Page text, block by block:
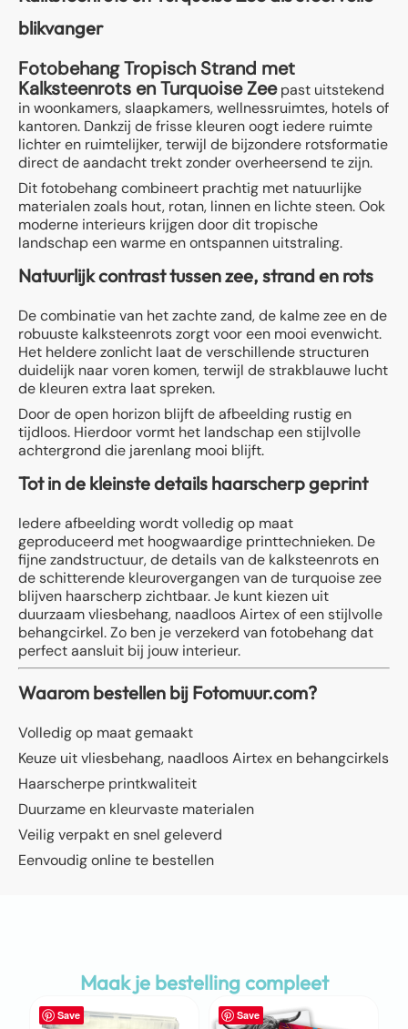
blikvanger
Fotobehang Tropisch Strand met
Kalksteenrots en Turquoise Zeepast uitstekend
in woonkamers, slaapkamers, wellnessruimtes, hotels of
kantoren. Dankzij de frisse kleuren oogt iedere ruimte
lichter en ruimtelijker, terwijl de bijzondere rotsformatie
direct de aandacht trekt zonder overheersend te zijn.
Dit fotobehang combineert prachtig met natuurlijke
materialen zoals hout, rotan, linnen en lichte steen. Ook
moderne interieurs krijgen door dit tropische
landschap een warme en ontspannen uitstraling.
Natuurlijk contrast tussen zee, strand en rots
De combinatie van het zachte zand, de kalme zee en de
robuuste kalksteenrots zorgt voor een mooi evenwicht.
Het heldere zonlicht laat de verschillende structuren
duidelijk naar voren komen, terwijl de strakblauwe lucht
de kleuren extra laat spreken.
Door de open horizon blijft de afbeelding rustig en
tijdloos. Hierdoor vormt het landschap een stijlvolle
achtergrond die jarenlang mooi blijft.
Tot in de kleinste details haarscherp geprint
Iedere afbeelding wordt volledig op maat
geproduceerd met hoogwaardige printtechnieken. De
fijne zandstructuur, de details van de kalksteenrots en
de schitterende kleurovergangen van de turquoise zee
blijven haarscherp zichtbaar. Je kunt kiezen uit
duurzaam vliesbehang, naadloos Airtex of een stijlvolle
behangcirkel. Zo ben je verzekerd van fotobehang dat
perfect aansluit bij jouw interieur.
Waarom bestellen bij Fotomuur.com?
Volledig op maat gemaakt
Keuze uit vliesbehang, naadloos Airtex en behangcirkels
Haarscherpe printkwaliteit
Duurzame en kleurvaste materialen
Veilig verpakt en snel geleverd
Eenvoudig online te bestellen
Maak je bestelling compleet
Save Save